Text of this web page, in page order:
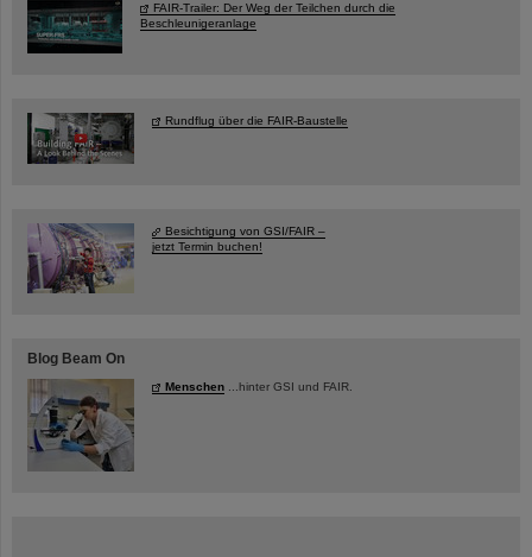
FAIR-Trailer: Der Weg der Teilchen durch die
Beschleunigeranlage
Rundflug über die FAIR-Baustelle
Besichtigung von GSI/FAIR –
jetzt Termin buchen!
Blog Beam On
Menschen ...hinter GSI und FAIR.